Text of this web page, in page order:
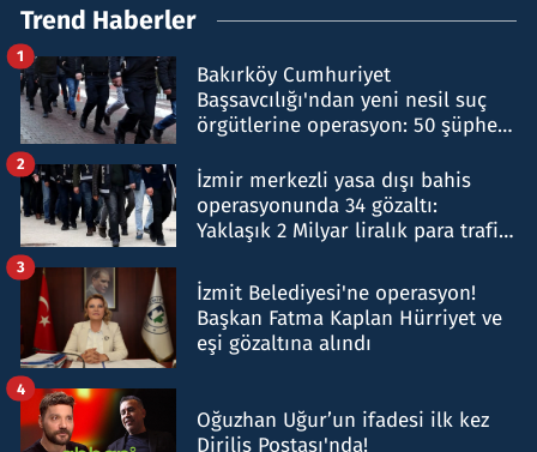
Trend Haberler
Bakırköy Cumhuriyet
Başsavcılığı'ndan yeni nesil suç
örgütlerine operasyon: 50 şüpheli
1
İzmir merkezli yasa dışı bahis
operasyonunda 34 gözaltı:
Yaklaşık 2 Milyar liralık para trafiği
2
İzmit Belediyesi'ne operasyon!
Başkan Fatma Kaplan Hürriyet ve
eşi gözaltına alındı
3
Oğuzhan Uğur’un ifadesi ilk kez
Diriliş Postası'nda!
4